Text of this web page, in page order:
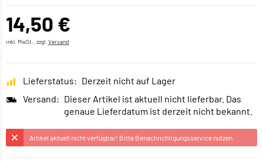
14,50 €
inkl. MwSt., zzgl. Versand
Lieferstatus: Derzeit nicht auf Lager
Versand: Dieser Artikel ist aktuell nicht lieferbar. Das
genaue Lieferdatum ist derzeit nicht bekannt.
Artikel aktuell nicht verfügbar! Bitte Benachrichtigungsservice nutzen.